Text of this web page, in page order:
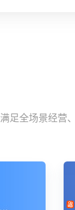
满足全场景经营